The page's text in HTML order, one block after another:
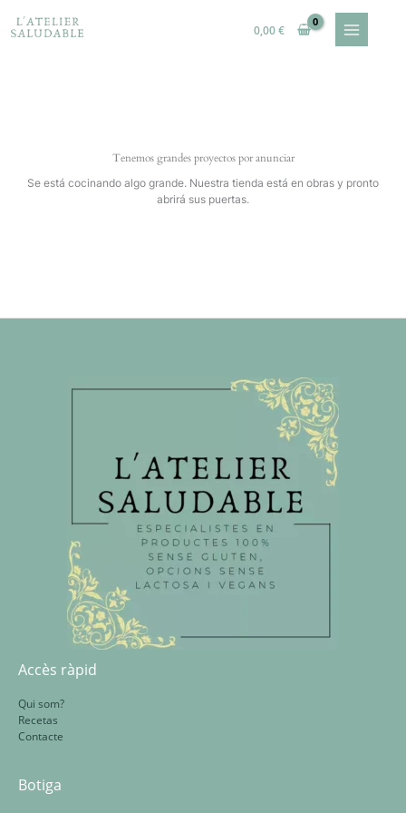
contenido
0,00€
Tenemos grandes proyectos por anunciar
Se está cocinando algo grande. Nuestra tienda está en obras y pronto
abrirá sus puertas.
Accès ràpid
Qui som?
Recetas
Contacte
Botiga